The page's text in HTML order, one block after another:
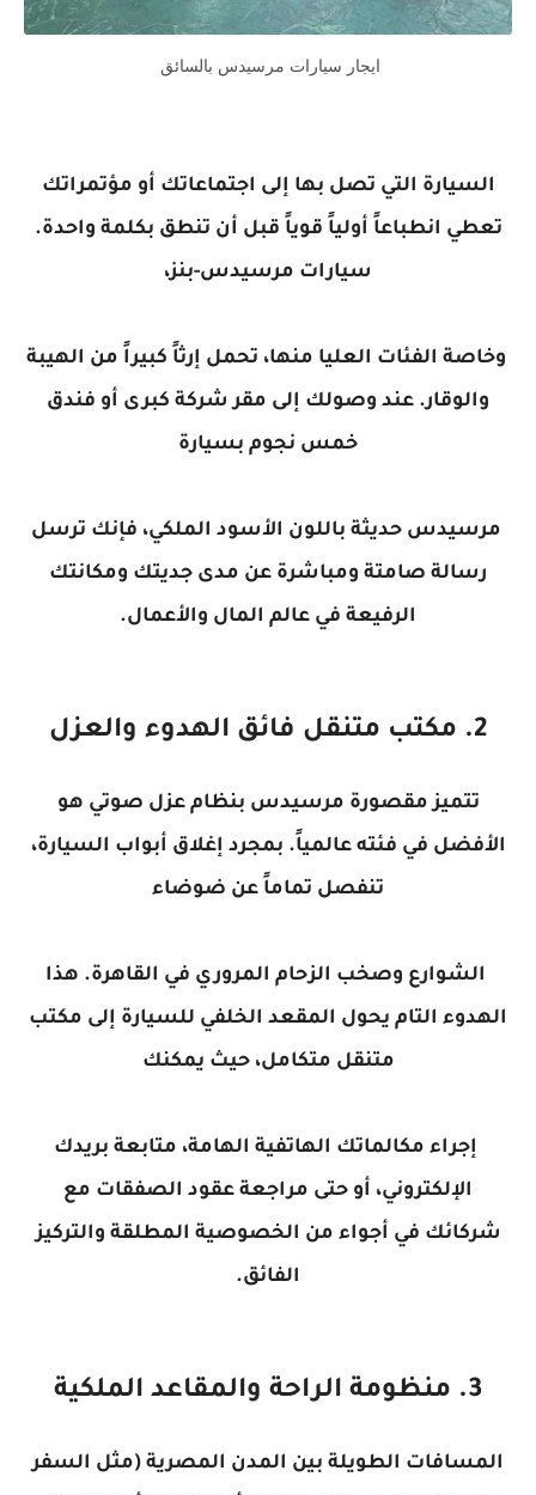
ايجار سيارات مرسيدس بالسائق
السيارة التي تصل بها إلى اجتماعاتك أو مؤتمراتك
تعطي انطباعاً أولياً قوياً قبل أن تنطق بكلمة واحدة.
سيارات مرسيدس-بنز،
وخاصة الفئات العليا منها، تحمل إرثاً كبيراً من الهيبة
والوقار. عند وصولك إلى مقر شركة كبرى أو فندق
خمس نجوم بسيارة
مرسيدس حديثة باللون الأسود الملكي، فإنك ترسل
رسالة صامتة ومباشرة عن مدى جديتك ومكانتك
الرفيعة في عالم المال والأعمال.
2. مكتب متنقل فائق الهدوء والعزل
تتميز مقصورة مرسيدس بنظام عزل صوتي هو
الأفضل في فئته عالمياً. بمجرد إغلاق أبواب السيارة،
تنفصل تماماً عن ضوضاء
الشوارع وصخب الزحام المروري في القاهرة. هذا
الهدوء التام يحول المقعد الخلفي للسيارة إلى مكتب
متنقل متكامل، حيث يمكنك
إجراء مكالماتك الهاتفية الهامة، متابعة بريدك
الإلكتروني، أو حتى مراجعة عقود الصفقات مع
شركائك في أجواء من الخصوصية المطلقة والتركيز
الفائق.
3. منظومة الراحة والمقاعد الملكية
المسافات الطويلة بين المدن المصرية (مثل السفر